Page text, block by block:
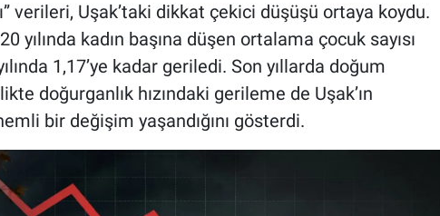
verileri, Uşak’taki dikkat çekici düşüşü ortaya koydu.
yılında kadın başına düşen ortalama çocuk sayısı
1,17’ye kadar geriledi. Son yıllarda doğum
doğurganlık hızındaki gerileme de Uşak’ın
bir değişim yaşandığını gösterdi.